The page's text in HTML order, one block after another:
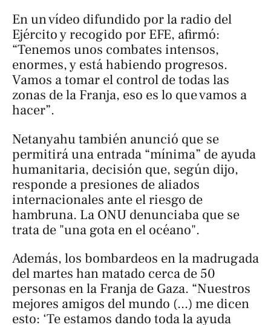
En un vídeo difundido por la radio del
Ejército y recogido por EFE, afirmó:
“Tenemos unos combates intensos,
enormes, y está habiendo progresos.
Vamos a tomar el control de todas las
zonas de la Franja, eso es lo que vamos a
hacer”.
Netanyahu también anunció que se
permitirá una entrada “mínima” de ayuda
humanitaria, decisión que, según dijo,
responde a presiones de aliados
internacionales ante el riesgo de
hambruna. La ONU denunciaba que se
trata de "una gota en el océano".
Además, los bombardeos en la madrugada
del martes han matado cerca de 50
personas en la Franja de Gaza. “Nuestros
mejores amigos del mundo (...) me dicen
esto: ‘Te estamos dando toda la ayuda